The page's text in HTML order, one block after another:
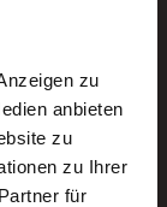
zu
anbieten
zu
zu Ihrer
für
AWO